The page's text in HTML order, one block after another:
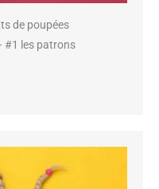
de poupées
#1 les patrons